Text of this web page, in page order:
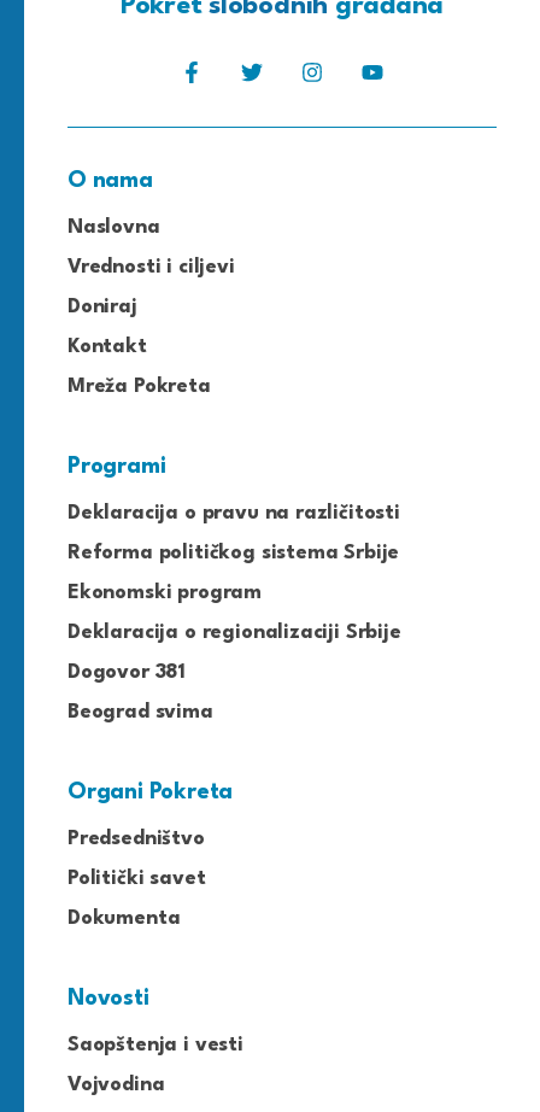
Pokretslobodnih građana
O nama
Naslovna
Vrednosti i ciljevi
Doniraj
Kontakt
Mreža Pokreta
Programi
Deklaracija o pravu na različitosti
Reforma političkog sistema Srbije
Ekonomski program
Deklaracija o regionalizaciji Srbije
Dogovor 381
Beograd svima
Organi Pokreta
Predsedništvo
Politički savet
Dokumenta
Novosti
Saopštenja i vesti
Vojvodina